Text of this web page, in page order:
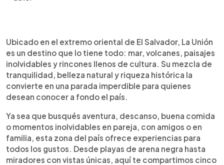
► Escuchar artículo
La Unión, en el oriente de El Salvador, combina
mar, volcanes y cultura en un solo destino. Desde
el imponente Golfo de Fonseca y el volcán de
Conchagua hasta playas como Maculís, Las Tunas
o Torola, ofrece paisajes únicos y experiencias
para todos los gustos. Podés recorrer islas,
disfrutar de amaneceres inolvidables o relajarte
frente al mar. Su tranquilidad, belleza natural y
riqueza histórica la convierten en una joya que
invita a explorar y reconectarte con lo mejor del
país. Visitá La Unión y descubrí por qué este rincón
es un tesoro salvadoreño imperdible.
Ubicado en el extremo oriental de El Salvador, La Unión
es un destino que lo tiene todo: mar, volcanes, paisajes
inolvidables y rincones llenos de cultura. Su mezcla de
tranquilidad, belleza natural y riqueza histórica la
convierte en una parada imperdible para quienes
desean conocer a fondo el país.
Ya sea que busqués aventura, descanso, buena comida
o momentos inolvidables en pareja, con amigos o en
familia, esta zona del país ofrece experiencias para
todos los gustos. Desde playas de arena negra hasta
miradores con vistas únicas, aquí te compartimos cinco